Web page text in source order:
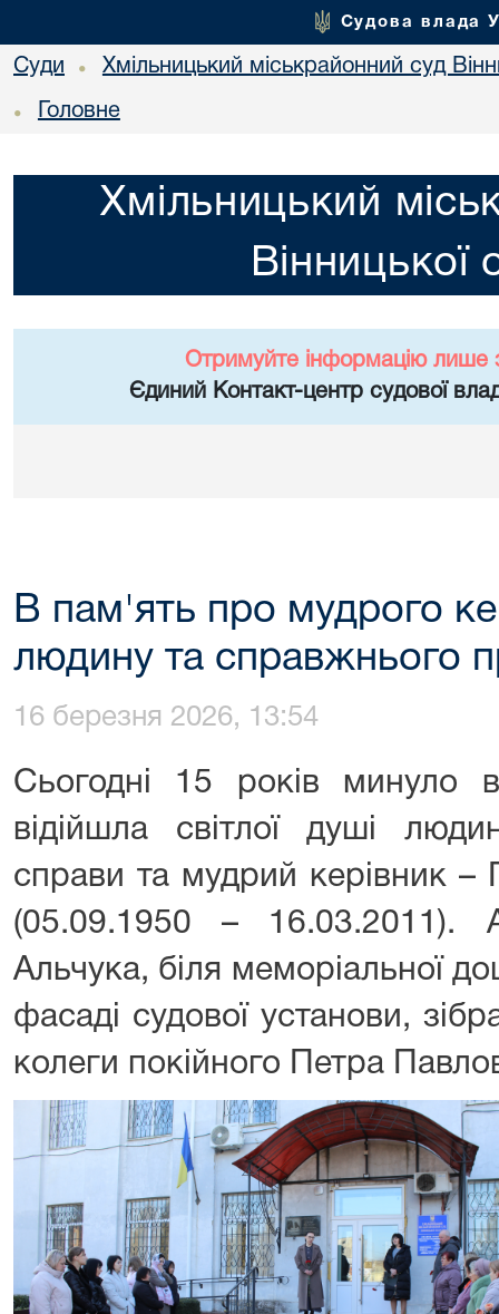
Судова влада
Суди • Хмільницький міськрайонний суд
• Головне
Хмільницький
Вінницької
Отримуйте інформацію лише
Єдиний Контакт-центр судової
В пам'ять про мудрого
людину та справжнього
16 березня 2026, 13:54
Сьогодні 15 років минуло
відійшла світлої душі
справи та мудрий керівник –
(05.09.1950 – 16.03.2011).
Альчука, біля меморіальної
фасаді судової установи,
колеги покійного Петра